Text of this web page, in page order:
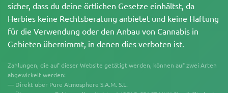
sicher, dass du deine örtlichen Gesetze einhältst, da
Herbies keine Rechtsberatung anbietet und keine Haftung
für die Verwendung oder den Anbau von Cannabis in
Gebieten übernimmt, in denen dies verboten ist.
Zahlungen, die auf dieser Website getätigt werden, können auf zwei Arten
abgewickelt werden:
— Direkt über Pure Atmosphere S.A.M. S.L.